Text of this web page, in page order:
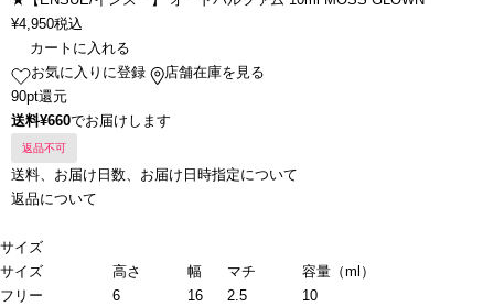
¥4,950税込
カートに入れる
お気に入りに登録
店舗在庫を見る
90pt還元
送料¥660でお届けします
返品不可
送料、お届け日数、お届け日時指定について
返品について
サイズ
サイズ
高さ 幅 マチ
容量（ml）
フリー
6 16 2.5
10